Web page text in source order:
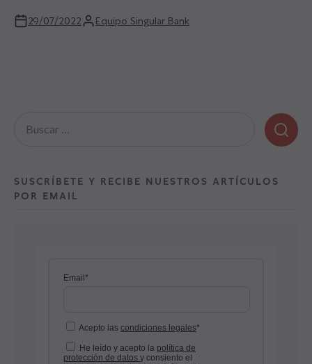
29/07/2022 Equipo Singular Bank
SUSCRÍBETE Y RECIBE NUESTROS ARTÍCULOS
POR EMAIL